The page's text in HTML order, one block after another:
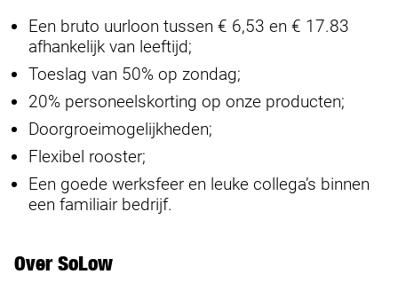
Een bruto uurloon tussen € 6,53 en € 17.83
afhankelijk van leeftijd;
Toeslag van 50% op zondag;
20% personeelskorting op onze producten;
Doorgroeimogelijkheden;
Flexibel rooster;
Een goede werksfeer en leuke collega’s binnen
een familiair bedrijf.
Over SoLow